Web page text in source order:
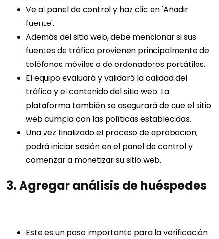
Ve al panel de control y haz clic en 'Añadir
fuente'.
Además del sitio web, debe mencionar si sus
fuentes de tráfico provienen principalmente de
teléfonos móviles o de ordenadores portátiles.
El equipo evaluará y validará la calidad del
tráfico y el contenido del sitio web. La
plataforma también se asegurará de que el sitio
web cumpla con las políticas establecidas.
Una vez finalizado el proceso de aprobación,
podrá iniciar sesión en el panel de control y
comenzar a monetizar su sitio web.
3. Agregar análisis de huéspedes
Este es un paso importante para la verificación